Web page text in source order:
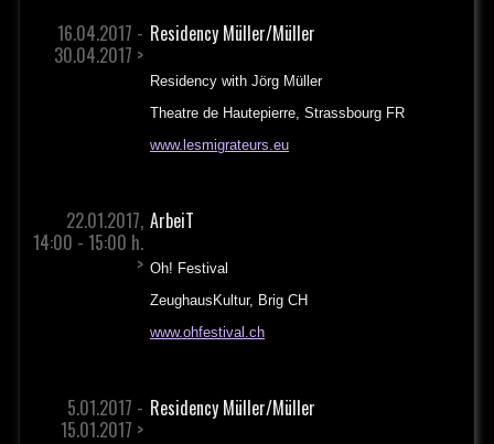
16.04.2017 -
30.04.2017 >
Residency Müller/Müller
Residency with Jörg Müller
Theatre de Hautepierre, Strassbourg FR
www.lesmigrateurs.eu
22.01.2017,
14:00 - 15:00 h.
>
ArbeiT
Oh! Festival
ZeughausKultur, Brig CH
www.ohfestival.ch
5.01.2017 -
15.01.2017 >
Residency Müller/Müller